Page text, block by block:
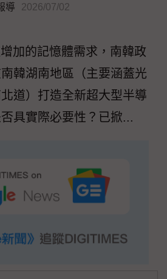
導 2026/07/02
加的記憶體需求，南韓政
韓湖南地區（主要涵蓋光
道）打造全新超大型半導
具實際必要性？已掀...